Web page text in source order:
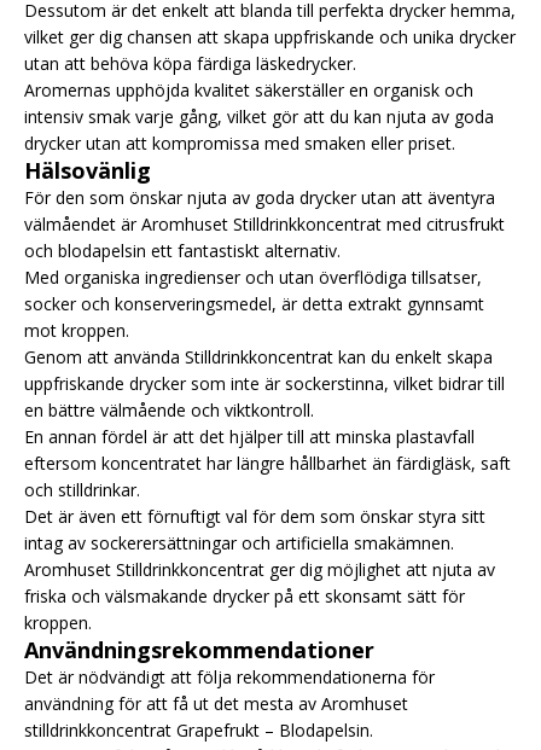
Dessutom är det enkelt att blanda till perfekta drycker hemma,
vilket ger dig chansen att skapa uppfriskande och unika drycker
utan att behöva köpa färdiga läskedrycker.
Aromernas upphöjda kvalitet säkerställer en organisk och
intensiv smak varje gång, vilket gör att du kan njuta av goda
drycker utan att kompromissa med smaken eller priset.
Hälsovänlig
För den som önskar njuta av goda drycker utan att äventyra
välmåendet är Aromhuset Stilldrinkkoncentrat med citrusfrukt
och blodapelsin ett fantastiskt alternativ.
Med organiska ingredienser och utan överflödiga tillsatser,
socker och konserveringsmedel, är detta extrakt gynnsamt
mot kroppen.
Genom att använda Stilldrinkkoncentrat kan du enkelt skapa
uppfriskande drycker som inte är sockerstinna, vilket bidrar till
en bättre välmående och viktkontroll.
En annan fördel är att det hjälper till att minska plastavfall
eftersom koncentratet har längre hållbarhet än färdigläsk, saft
och stilldrinkar.
Det är även ett förnuftigt val för dem som önskar styra sitt
intag av sockerersättningar och artificiella smakämnen.
Aromhuset Stilldrinkkoncentrat ger dig möjlighet att njuta av
friska och välsmakande drycker på ett skonsamt sätt för
kroppen.
Användningsrekommendationer
Det är nödvändigt att följa rekommendationerna för
användning för att få ut det mesta av Aromhuset
stilldrinkkoncentrat Grapefrukt – Blodapelsin.